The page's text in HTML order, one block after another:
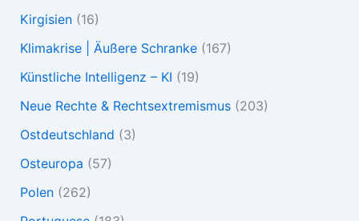
Kirgisien(16)
Klimakrise | Äußere Schranke(167)
Künstliche Intelligenz – KI (19)
Neue Rechte & Rechtsextremismus(203)
Ostdeutschland (3)
Osteuropa (57)
Polen(262)